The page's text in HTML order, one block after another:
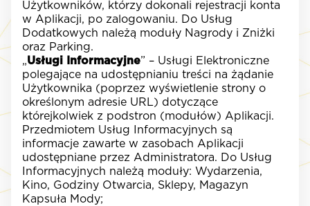
Użytkowników, którzy dokonali rejestracji konta
w Aplikacji, po zalogowaniu. Do Usług
Dodatkowych należą moduły Nagrody i Zniżki
oraz Parking.
„Usługi Informacyjne” – Usługi Elektroniczne
polegające na udostępnianiu treści na żądanie
Użytkownika (poprzez wyświetlenie strony o
określonym adresie URL) dotyczące
którejkolwiek z podstron (modułów) Aplikacji.
Przedmiotem Usług Informacyjnych są
informacje zawarte w zasobach Aplikacji
udostępniane przez Administratora. Do Usług
Informacyjnych należą moduły: Wydarzenia,
Kino, Godziny Otwarcia, Sklepy, Magazyn
Kapsuła Mody;